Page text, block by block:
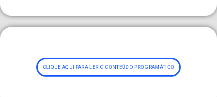
CLIQUE AQUI PARA LER O CONTEÚDO PROGRAMÁTICO